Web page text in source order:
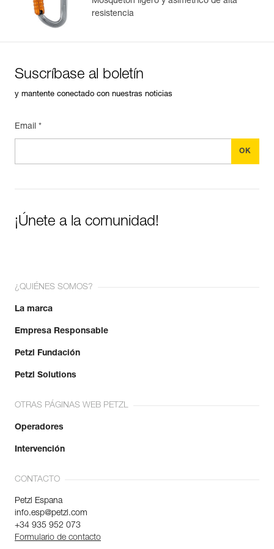
fabricación.
resistencia
Suscríbase al boletín
y mantente conectado con nuestras noticias
Email *
¡Únete a la comunidad!
¿QUIÉNES SOMOS?
La marca
Empresa Responsable
Petzl Fundación
Petzl Solutions
OTRAS PÁGINAS WEB PETZL
Operadores
Intervención
CONTACTO
Petzl Espana
info.esp@petzl.com
+34 935 952 073
Formulario de contacto